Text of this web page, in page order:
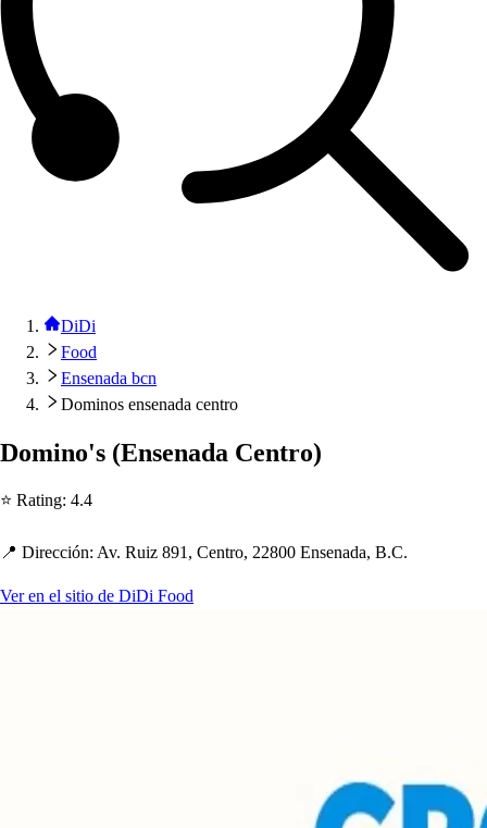
DiDi
Food
Ensenada bcn
Dominos ensenada centro
Domino's (Ensenada Centro)
⭐ Rating: 4.4
📍 Dirección: Av. Ruiz 891, Centro, 22800 Ensenada, B.C.
Ver en el sitio de DiDi Food